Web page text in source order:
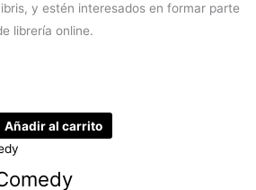
y estén interesados en formar parte
librería online.
Añadir al carrito